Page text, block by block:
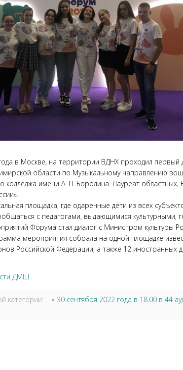
в Москве, на территории ВДНХ проходил первый
области по Музыкальному направлению
колледжа имени А. П. Бородина. Лауреат
площадка, где одаренные дети из всех
с педагогами, выдающимися культурными,
Форума стал диалог с Министром культуры
мероприятия собрала на одной площадке
Российской Федерации, а также 12 иностранных
ДМШ
категории: « 30 сентября 2022 года в 18.00 в 44